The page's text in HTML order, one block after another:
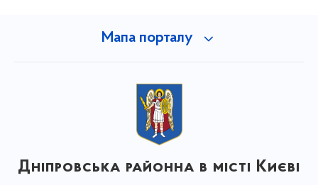
Мапа порталу
Дніпровська районна в місті Києві